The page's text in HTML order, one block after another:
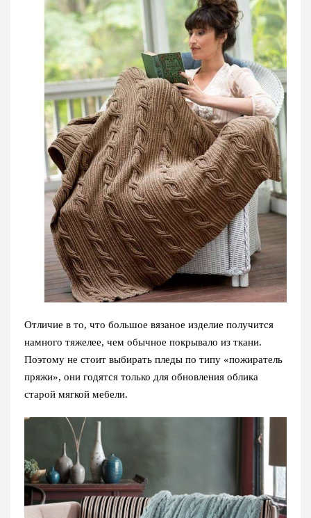
Отличие в то, что большое вязаное изделие получится
намного тяжелее, чем обычное покрывало из ткани.
Поэтому не стоит выбирать пледы по типу «пожиратель
пряжи», они годятся только для обновления облика
старой мягкой мебели.